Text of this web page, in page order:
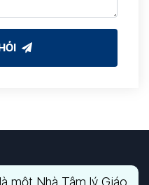
một Nhà Tâm lý Giáo